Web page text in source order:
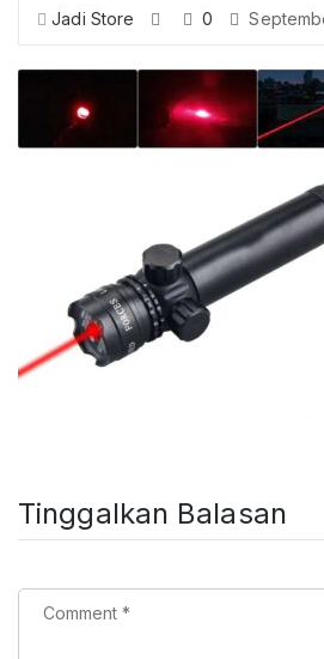
Jadi Store 0
Tinggalkan Balasan